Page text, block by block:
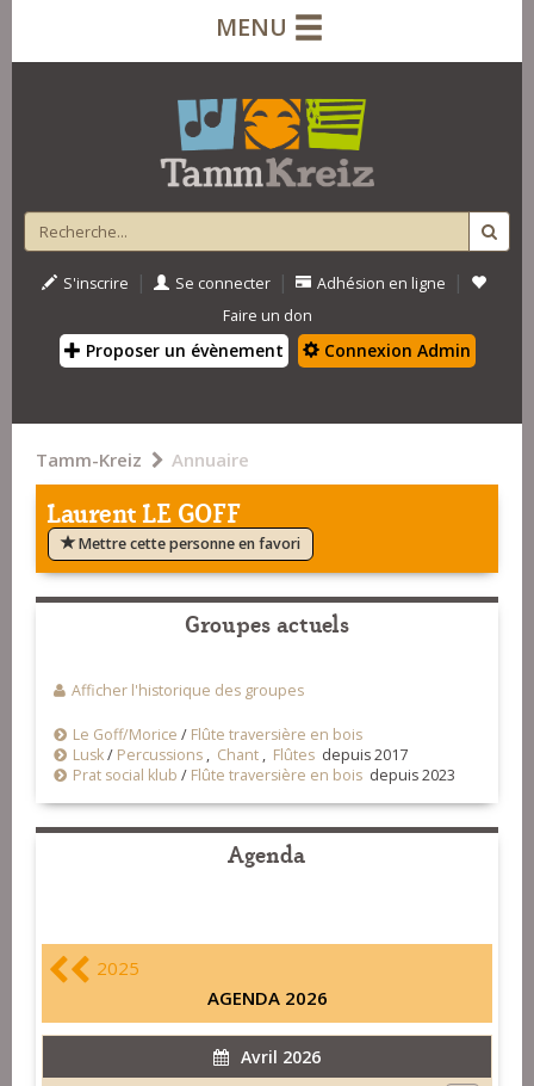
MENU
S'inscrire | Se connecter | Adhésion en ligne |
Faire un don
Proposer un évènement Connexion Admin
Tamm-Kreiz Annuaire
Laurent LE GOFF
Mettre cette personne en favori
Groupes actuels
Afficher l'historique des groupes
Le Goff/Morice / Flûte traversière en bois
Lusk/ Percussions , Chant , Flûtes depuis 2017
Prat social klub / Flûte traversière en bois depuis 2023
Agenda
2025
AGENDA 2026
Avril 2026